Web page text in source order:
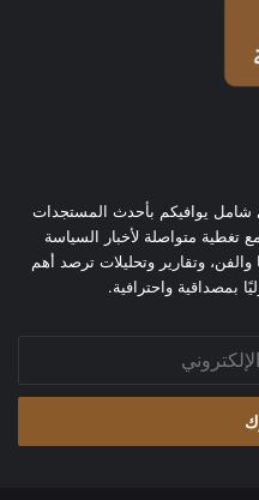
شامل يوافيكم بأحدث المستجدات
تغطية متواصلة لأخبار السياسة
والفن، وتقارير وتحليلات ترصد أهم
بمصداقية واحترافية.